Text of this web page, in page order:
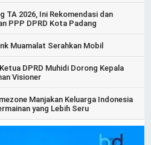
TA 2026, Ini Rekomendasi dan
PPP DPRD Kota Padang
Muamalat Serahkan Mobil
DPRD Muhidi Dorong Kepala
Visioner
Manjakan Keluarga Indonesia
yang Lebih Seru